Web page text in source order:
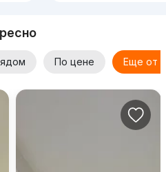
По цене Еще от